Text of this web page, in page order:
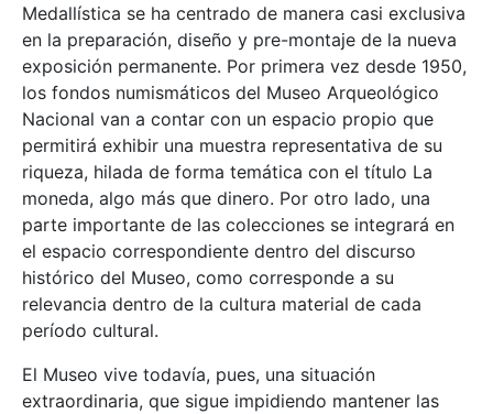
Medallística se ha centrado de manera casi exclusiva
en la preparación, diseño y pre-montaje de la nueva
exposición permanente. Por primera vez desde 1950,
los fondos numismáticos del Museo Arqueológico
Nacional van a contar con un espacio propio que
permitirá exhibir una muestra representativa de su
riqueza, hilada de forma temática con el título La
moneda, algo más que dinero. Por otro lado, una
parte importante de las colecciones se integrará en
el espacio correspondiente dentro del discurso
histórico del Museo, como corresponde a su
relevancia dentro de la cultura material de cada
período cultural.
El Museo vive todavía, pues, una situación
extraordinaria, que sigue impidiendo mantener las